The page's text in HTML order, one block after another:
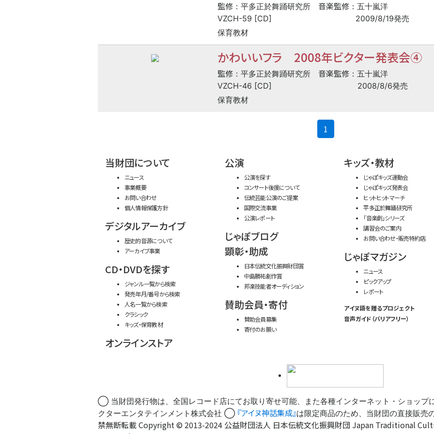
監修 ：平多正於舞踊研究所 音楽監修 ：五十嵐洋
VZCH-59 [CD]
2009/8/19発売
保育教材
かわいいフラ 2008年ビクター発表会④
監修 ：平多正於舞踊研究所 音楽監修 ：五十嵐洋
VZCH-46 [CD]
2008/8/6発売
保育教材
1
当財団について
ニュース
事業概要
お問い合わせ
個人情報保護方針
デジタルアーカイブ
歴史的音源について
アーカイブ事業
CD・DVDを探す
ジャンル一覧から検索
発売年月/番号から検索
人名一覧から検索
クラシック
キッズ・保育教材
オンラインストア
公演
公演を探す
コンサート後援について
伝統芸能公演のご提案
国際交流事業
公演レポート
じゃぽブログ
顕彰・助成
日本伝統文化振興財団賞
中島勝祐創作賞
邦楽技能者オーディション
賛助会員・寄付
賛助会員募集
寄付のお願い
キッズ・教材
じゃぽキッズ運動会
じゃぽキッズ発表会
ヒットヒットマーチ
平多正於舞踊研究所
「音楽劇」シリーズ
講習会のご案内
お問い合わせ・販売特約店
じゃぽマガジン
ニュース
ピックアップ
レポート
アイヌ語を贈るプロジェクト
音声ガイド（バリアフリー）
◯ 当財団発行物は、全国レコード店にてお取り寄せ可能、また各種インターネット・ショッ
クターエンタテインメント株式会社 ◯ 『アイヌ神話集成』は限定商品のため、当財団の直接販売
禁無断転載 Copyright © 2013-2024 公益財団法人 日本伝統文化振興財団 Japan Traditional